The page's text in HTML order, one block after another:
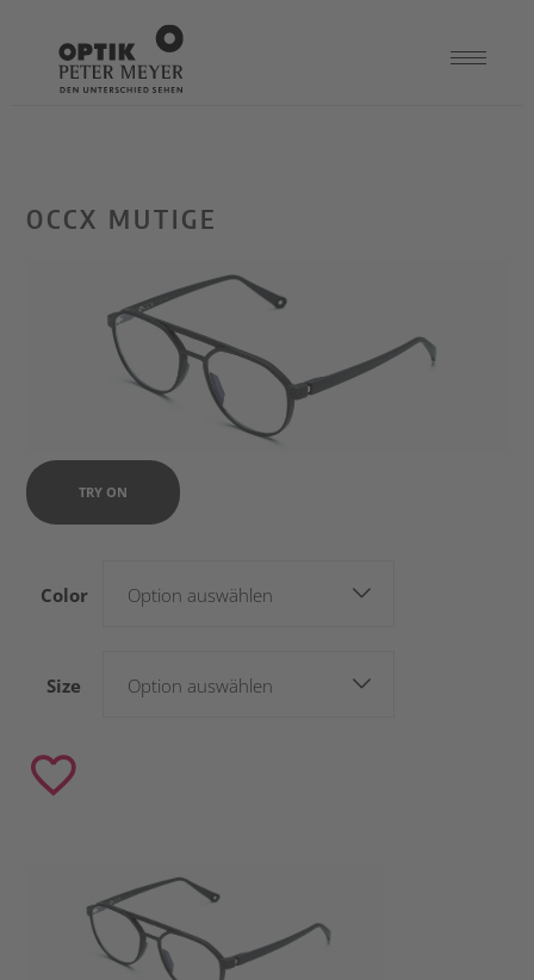
OCCX MUTIGE
TRY ON
Color Option auswählen
Size Option auswählen